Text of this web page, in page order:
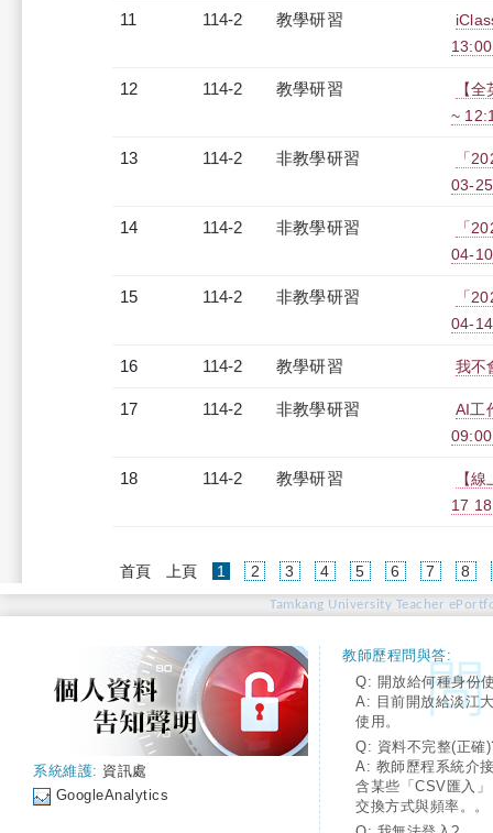
11 114-2 教學研習
12 114-2 教學研習
【
~
13 114-2 非教學研習
「
03-
14 114-2 非教學研習
「
04-
15 114-2 非教學研習
「
04-
16 114-2 教學研習 我不
17 114-2 非教學研習
AI工
18 114-2 教學研習
【
17
首頁 上頁 1 (current)
2 3 4 5 6 7 8
Tamkang University Teacher
系統維護: 資訊處
GoogleAnalytics
教師歷程問與答:
Q: 開放給何種身份
A: 目前開放給淡江
使用。
Q: 資料不完整(正確
A: 教師歷程系統介
含某些「CSV匯入
交換方式與頻率。。